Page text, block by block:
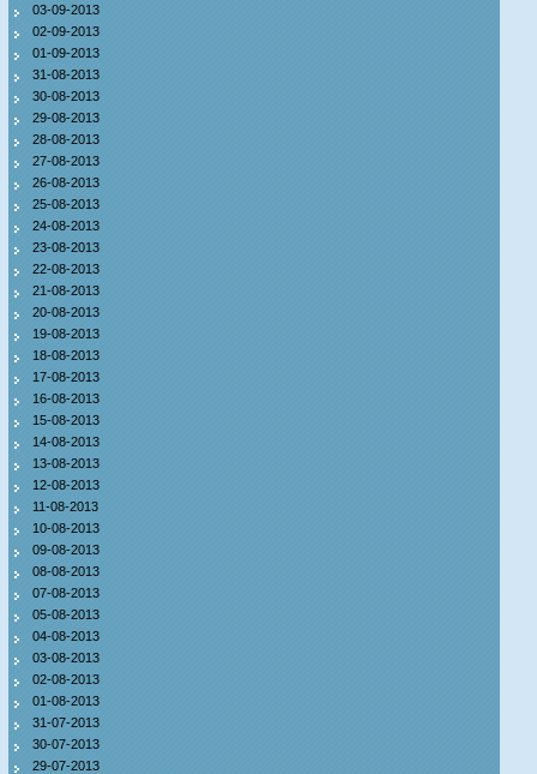
03-09-2013
02-09-2013
01-09-2013
31-08-2013
30-08-2013
29-08-2013
28-08-2013
27-08-2013
26-08-2013
25-08-2013
24-08-2013
23-08-2013
22-08-2013
21-08-2013
20-08-2013
19-08-2013
18-08-2013
17-08-2013
16-08-2013
15-08-2013
14-08-2013
13-08-2013
12-08-2013
11-08-2013
10-08-2013
09-08-2013
08-08-2013
07-08-2013
05-08-2013
04-08-2013
03-08-2013
02-08-2013
01-08-2013
31-07-2013
30-07-2013
29-07-2013